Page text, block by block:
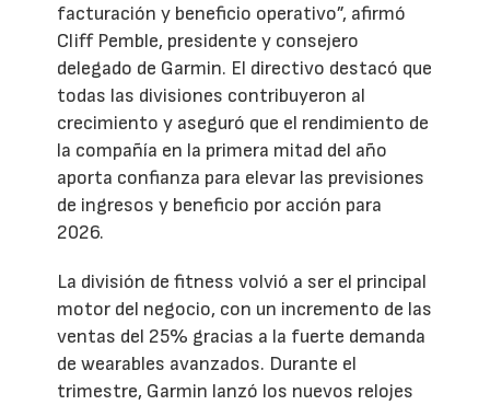
facturación y beneficio operativo”, afirmó
Cliff Pemble, presidente y consejero
delegado de Garmin. El directivo destacó que
todas las divisiones contribuyeron al
crecimiento y aseguró que el rendimiento de
la compañía en la primera mitad del año
aporta confianza para elevar las previsiones
de ingresos y beneficio por acción para
2026.
La división de fitness volvió a ser el principal
motor del negocio, con un incremento de las
ventas del 25% gracias a la fuerte demanda
de wearables avanzados. Durante el
trimestre, Garmin lanzó los nuevos relojes